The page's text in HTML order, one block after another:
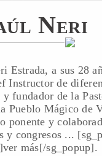
Neri
Estrada, a sus 28
Instructor de
y fundador de la
Pueblo Mágico de
ponente y
y congresos ...
más[/sg_popup].